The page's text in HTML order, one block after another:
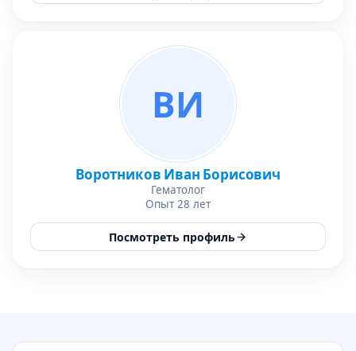
ВИ
Воротников Иван Борисович
Гематолог
Опыт 28 лет
Посмотреть профиль